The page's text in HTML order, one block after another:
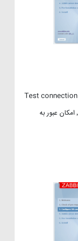
در مرحله بعد تنظیمات sql را تکمیل نمایید Test connection
را بزنید. در صورت برقراری ارتباط با mysql ٬ امکان عبور به